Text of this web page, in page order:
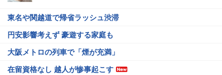
東名や関越道で帰省ラッシュ渋滞
円安影響考えず 豪遊する家庭も
大阪メトロの列車で「煙が充満」
在留資格なし 越人が惨事起こす